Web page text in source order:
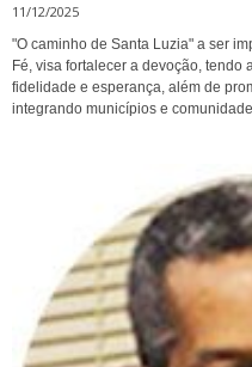
11/12/2025
"O caminho de Santa Luzia" a ser
Fé, visa fortalecer a devoção, tendo
fidelidade e esperança, além de
integrando municípios e